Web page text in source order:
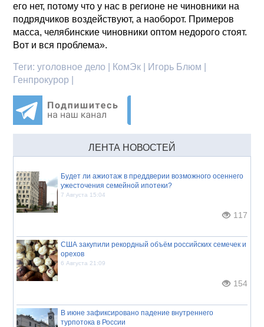
его нет, потому что у нас в регионе не чиновники на
подрядчиков воздействуют, а наоборот. Примеров
масса, челябинские чиновники оптом недорого стоят.
Вот и вся проблема».
Теги:уголовное дело | КомЭк | Игорь Блюм |
Генпрокурор |
ЛЕНТА НОВОСТЕЙ
Будет ли ажиотаж в преддверии возможного осеннего
ужесточения семейной ипотеки?
7 Августа 15:04
117
США закупили рекордный объём российских семечек и
орехов
6 Августа 21:09
154
В июне зафиксировано падение внутреннего
турпотока в России